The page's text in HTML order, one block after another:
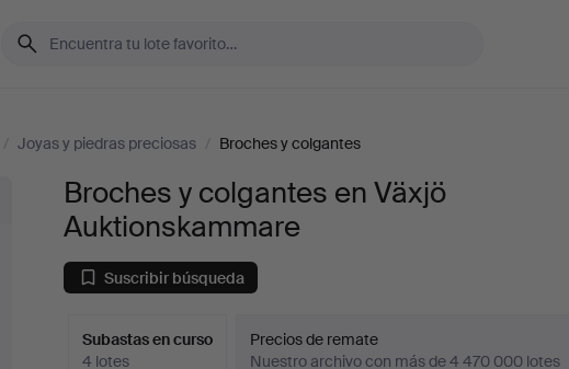
/ Joyas y piedras preciosas / Broches y colgantes
Broches y colgantes en Växjö
Auktionskammare
Suscribir búsqueda
Subastas en curso
4 lotes
Precios de remate
Nuestro archivo con más de 4 470 000 lotes